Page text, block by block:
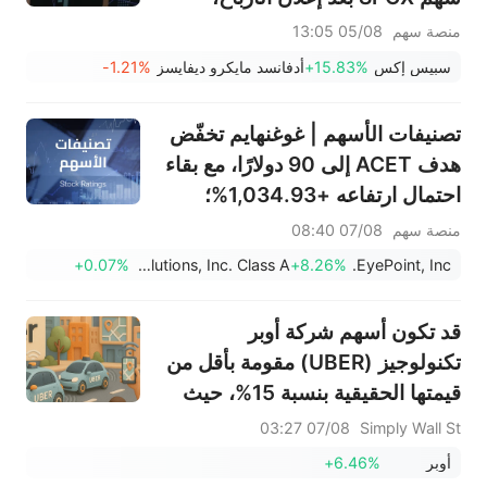
وينتهي حظر التداول يوم الخميس؛
وستعلن شركتا SNDK وWDC عن
تقول إن مضيق هرمز لن يُفتح فورًا
منصة سهم
05/08 13:05
سبيس إكس +15.83%أدفانسد مايكرو ديفايسز -1.21%
تصنيفات الأسهم | غوغنهايم تخفّض
هدف ACET إلى 90 دولارًا، مع بقاء
احتمال ارتفاعه +1,034.93%؛
2,100 دولار
منصة سهم
07/08 08:40
EyePoint, Inc.
+8.26%
Figure Technology Solutions, Inc. Class A
+0.07%
قد تكون أسهم شركة أوبر
تكنولوجيز (UBER) مقومة بأقل من
قيمتها الحقيقية بنسبة 15%، حيث
تختبر التوقعات الحذرة للربع الثالث
معنويات المستثمرين.
Simply Wall St
07/08 03:27
أوبر
+6.46%